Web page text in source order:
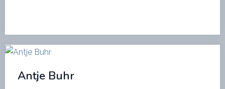
Antje Buhr